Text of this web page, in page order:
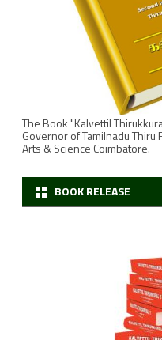
The Book "Kalvettil
Governor of Tamilnadu Thiru
Arts & Science Coimbatore.
BOOK RELEASE